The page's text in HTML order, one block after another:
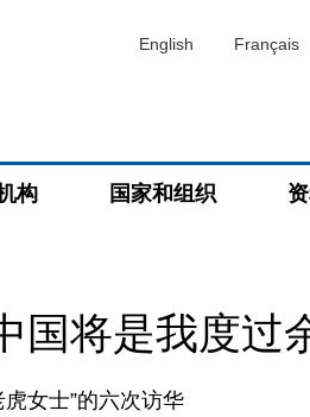
English Français
构 国家和组织
国将是我度过
女士”的六次访华